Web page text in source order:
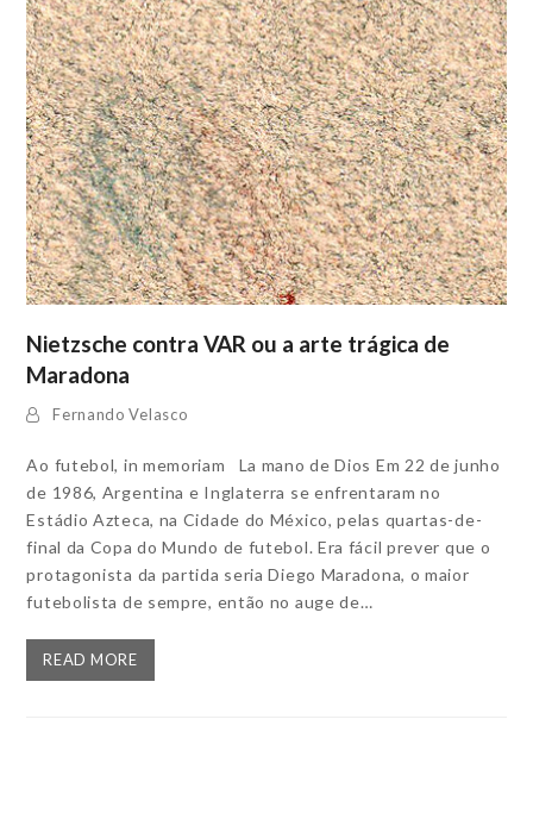
Nietzsche contra VAR ou a arte trágica de
Maradona
Fernando Velasco
Ao futebol, in memoriam La mano de Dios Em 22 de junho
de 1986, Argentina e Inglaterra se enfrentaram no
Estádio Azteca, na Cidade do México, pelas quartas-de-
final da Copa do Mundo de futebol. Era fácil prever que o
protagonista da partida seria Diego Maradona, o maior
futebolista de sempre, então no auge de…
READ MORE